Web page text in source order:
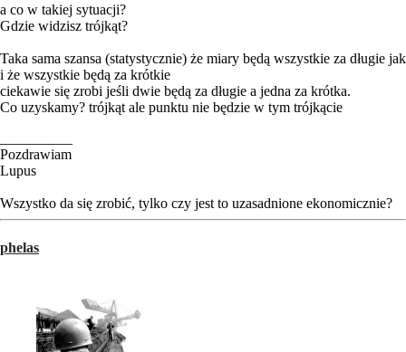
a co w takiej sytuacji?
Gdzie widzisz trójkąt?
Taka sama szansa (statystycznie) że miary będą wszystkie za długie jak
i że wszystkie będą za krótkie
ciekawie się zrobi jeśli dwie będą za długie a jedna za krótka.
Co uzyskamy? trójkąt ale punktu nie będzie w tym trójkącie
Pozdrawiam
Lupus
Wszystko da się zrobić, tylko czy jest to uzasadnione ekonomicznie?
phelas